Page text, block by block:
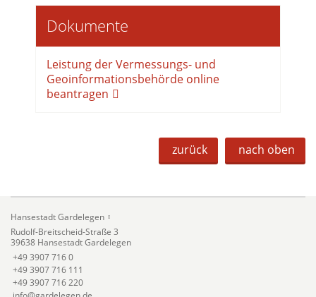
Dokumente
Leistung der Vermessungs- und
Geoinformationsbehörde online
beantragen
zurück nach oben
Hansestadt Gardelegen
Rudolf-Breitscheid-Straße 3
39638 Hansestadt Gardelegen
+49 3907 716 0
+49 3907 716 111
+49 3907 716 220